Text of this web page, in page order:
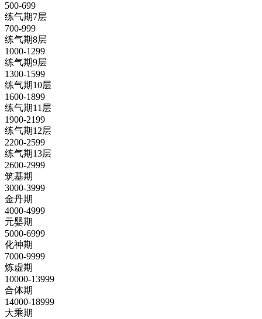
500-699
练气期7层
700-999
练气期8层
1000-1299
练气期9层
1300-1599
练气期10层
1600-1899
练气期11层
1900-2199
练气期12层
2200-2599
练气期13层
2600-2999
筑基期
3000-3999
金丹期
4000-4999
元婴期
5000-6999
化神期
7000-9999
炼虚期
10000-13999
合体期
14000-18999
大乘期